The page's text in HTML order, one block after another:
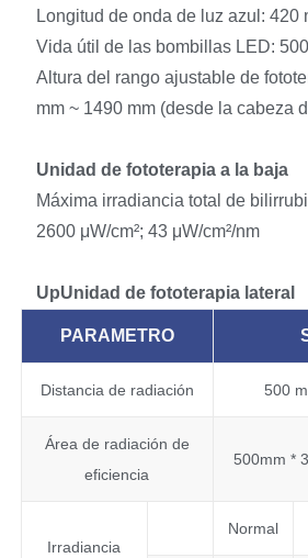
Longitud de onda de luz azul: 420
Vida útil de las bombillas LED:
Altura del rango ajustable de
mm ~ 1490 mm (desde la cabeza
Unidad de fototerapia a la baja
Máxima irradiancia total de
2600 μW/cm²; 43 μW/cm²/nm
UpUnidad de fototerapia lateral
PARAMETRO
Distancia de radiación 500
Área de radiación de
eficiencia
500mm *
Irradiancia
Normal